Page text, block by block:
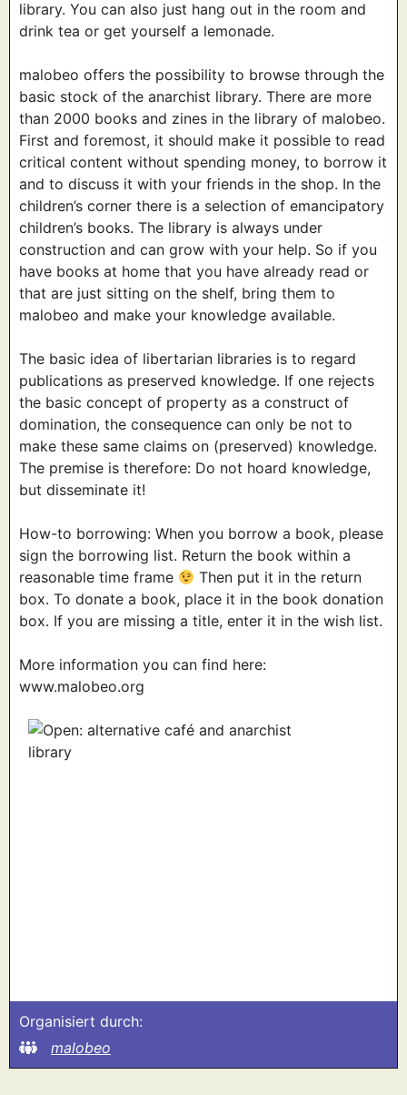
library. You can also just hang out in the room and
drink tea or get yourself a lemonade.
malobeo offers the possibility to browse through the
basic stock of the anarchist library. There are more
than 2000 books and zines in the library of malobeo.
First and foremost, it should make it possible to read
critical content without spending money, to borrow it
and to discuss it with your friends in the shop. In the
children’s corner there is a selection of emancipatory
children’s books. The library is always under
construction and can grow with your help. So if you
have books at home that you have already read or
that are just sitting on the shelf, bring them to
malobeo and make your knowledge available.
The basic idea of libertarian libraries is to regard
publications as preserved knowledge. If one rejects
the basic concept of property as a construct of
domination, the consequence can only be not to
make these same claims on (preserved) knowledge.
The premise is therefore: Do not hoard knowledge,
but disseminate it!
How-to borrowing: When you borrow a book, please
sign the borrowing list. Return the book within a
reasonable time frame
Then put it in the return
box. To donate a book, place it in the book donation
box. If you are missing a title, enter it in the wish list.
More information you can find here:
www.malobeo.org
Organisiert durch:
malobeo